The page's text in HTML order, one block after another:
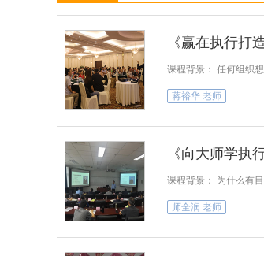
《赢在执行打
课程背景： 任何组织
蒋裕华 老师
《向大师学执
课程背景： 为什么有
师全润 老师